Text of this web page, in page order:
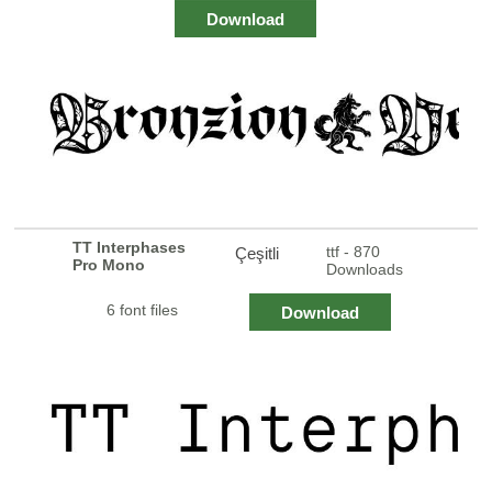
Download
TT Interphases
Pro Mono
Çeşitli
ttf - 870
Downloads
6 font files Download